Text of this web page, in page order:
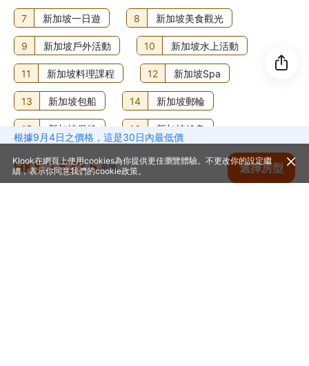
根據9月4日之價格，這是30日內最低價
HK$ 2,532.5 每晚 選擇房型
查看空房
餐服務。店內的咖啡店/咖啡室亦有小食供應。是日行程來到
尾聲，不妨到店內的酒吧/酒廊或池畔酒吧暢飲一杯，放鬆一
下！住宿於平日 06:30 至 10:30 以及週末 06:30 至 11:00
供應自助早餐，費用另計。
7 新加坡一日遊 8 新加坡美食觀光
9 新加坡戶外活動 10 新加坡水上活動
11 新加坡料理課程 12 新加坡Spa
13 新加坡包船 14 新加坡郵輪
15 新加坡保健 16 新加坡健身
17 新加坡遊船河
新加坡旅遊熱門城市
Klook在網頁上使用cookies為你提供更佳瀏覽體驗。不更改你的設定繼
續，表示你同意我們的cookie政策。